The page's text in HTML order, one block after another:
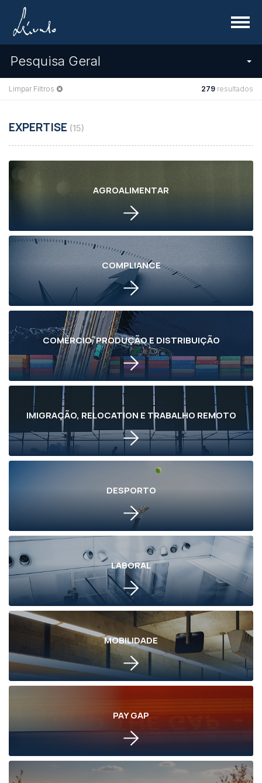
Menu
Pesquisa Geral
Limpar Filtros 279 resultados
EXPERTISE (15)
AGROALIMENTAR
COMPLIANCE
COMÉRCIO, PRODUÇÃO E DISTRIBUIÇÃO
IMIGRAÇÃO, RELOCATION E TRABALHO REMOTO
DESPORTO
LABORAL
MOBILIDADE
PAY GAP